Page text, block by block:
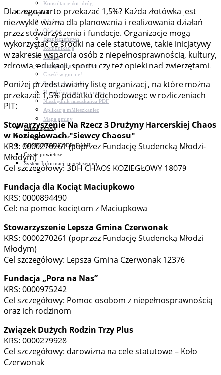
Konsultacje dot. dróg
Niezbędnik
Zdrowie
Oświata
Bezpieczeństwo
Komunikacja
Parafie
Zarządzanie kryzysowe
C.ześć w gminie!
Budżet obywatelski
Nieodpłatna pomoc prawna
Niezbędnik mieszkańca PDF
Aplikacja mMieszkaniec
Mapa gminy
Załatw sprawę
Pozyskane fundusze
GOSPODARKA ODPADAMI
Czyste powietrze
System Informacji przestrzennej
Dlaczego warto przekazać 1,5%? Każda złotówka jest
niezwykle ważna dla planowania i realizowania działań
przez stowarzyszenia i fundacje. Organizacje mogą
wykorzystać te środki na cele statutowe, takie inicjatywy
w zakresie wsparcia osób z niepełnosprawnością, kultury,
zdrowia, edukacji, sportu czy też opieki nad zwierzętami.
Poniżej przedstawiamy listę organizacji, na które można
przekazać 1,5% podatku dochodowego w rozliczeniach
PIT:
Stowarzyszenie Na Rzecz 3 Drużyny Harcerskiej Chaos
w Koziegłowach "Siewcy Chaosu"
KRS: 0000270261 (poprzez Fundację Studencką Młodzi-
Młodym)
Cel szczegółowy: 3DH CHAOS KOZIEGŁOWY 18079
Fundacja dla Kociąt Maciupkowo
KRS: 0000894490
Cel: na pomoc kociętom z Maciupkowa
Stowarzyszenie Lepsza Gmina Czerwonak
KRS: 0000270261 (poprzez Fundację Studencką Młodzi-
Młodym)
Cel szczegółowy: Lepsza Gmina Czerwonak 12376
Fundacja „Pora na Nas”
KRS: 0000975242
Cel szczegółowy: Pomoc osobom z niepełnosprawnością
oraz ich rodzinom
Związek Dużych Rodzin Trzy Plus
KRS: 0000279928
Cel szczegółowy: darowizna na cele statutowe – Koło
Czerwonak